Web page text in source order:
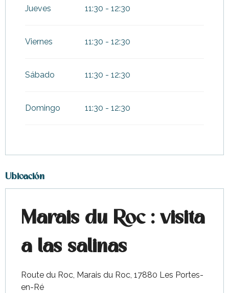
Jueves 11:30 - 12:30
Viernes 11:30 - 12:30
Sábado 11:30 - 12:30
Domingo 11:30 - 12:30
Ubicación
Marais du Roc : visita
a las salinas
Route du Roc, Marais du Roc, 17880 Les Portes-
en-Ré